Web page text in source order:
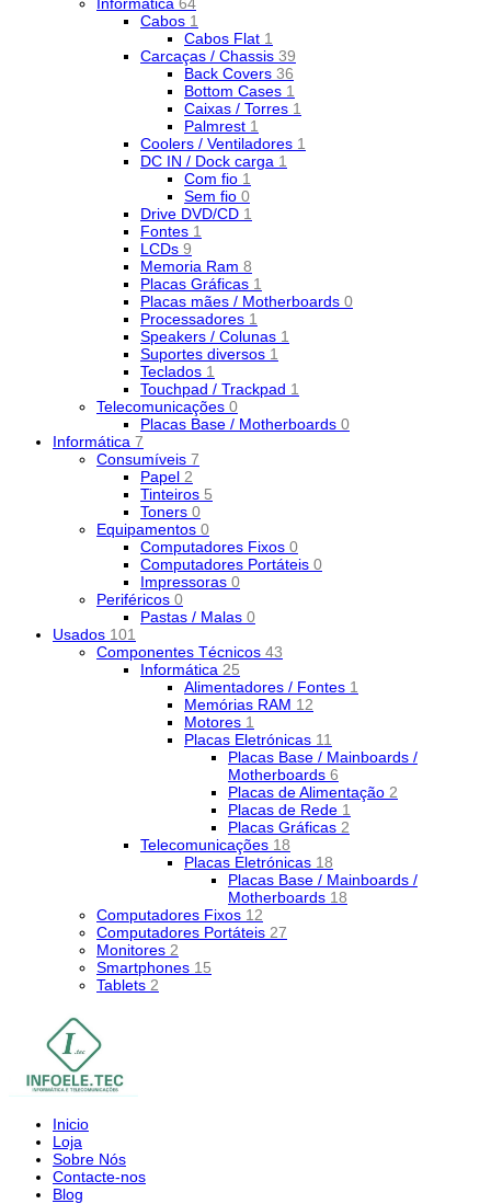
Cabos 1
Cabos Flat 1
Carcaças / Chassis 39
Back Covers 36
Bottom Cases 1
Caixas / Torres 1
Palmrest 1
Coolers / Ventiladores 1
DC IN / Dock carga 1
Com fio 1
Sem fio 0
Drive DVD/CD 1
Fontes 1
LCDs 9
Memoria Ram 8
Placas Gráficas 1
Placas mães / Motherboards 0
Processadores 1
Speakers / Colunas 1
Suportes diversos 1
Teclados 1
Touchpad / Trackpad 1
Telecomunicações 0
Placas Base / Motherboards 0
Informática 7
Consumíveis 7
Papel 2
Tinteiros 5
Toners 0
Equipamentos 0
Computadores Fixos 0
Computadores Portáteis 0
Impressoras 0
Periféricos 0
Pastas / Malas 0
Usados 101
Componentes Técnicos 43
Informática 25
Alimentadores / Fontes 1
Memórias RAM 12
Motores 1
Placas Eletrónicas 11
Placas Base / Mainboards /
Motherboards 6
Placas de Alimentação 2
Placas de Rede 1
Placas Gráficas 2
Telecomunicações 18
Placas Eletrónicas 18
Placas Base / Mainboards /
Motherboards 18
Computadores Fixos 12
Computadores Portáteis 27
Monitores 2
Smartphones 15
Tablets 2
Inicio
Loja
Sobre Nós
Contacte-nos
Blog